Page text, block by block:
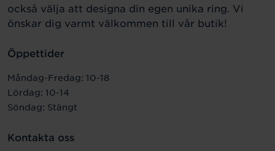
också välja att designa din egen unika ring. Vi
önskar dig varmt välkommen till vår butik!
Öppettider
Måndag-Fredag: 10-18
Lördag: 10-14
Söndag: Stängt
Kontakta oss